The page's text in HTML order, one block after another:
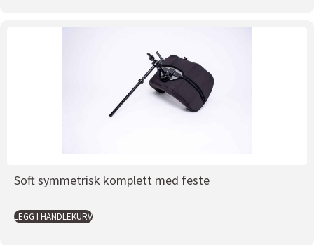
Soft symmetrisk komplett med feste
LEGG I HANDLEKURV